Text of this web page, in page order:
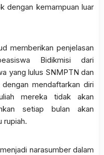
dengan kemampuan luar
memberikan penjelasan
Bidikmisi dari
yang lulus SNMPTN dan
mendaftarkan diri
mereka tidak akan
setiap bulan akan
rupiah.
narasumber dalam